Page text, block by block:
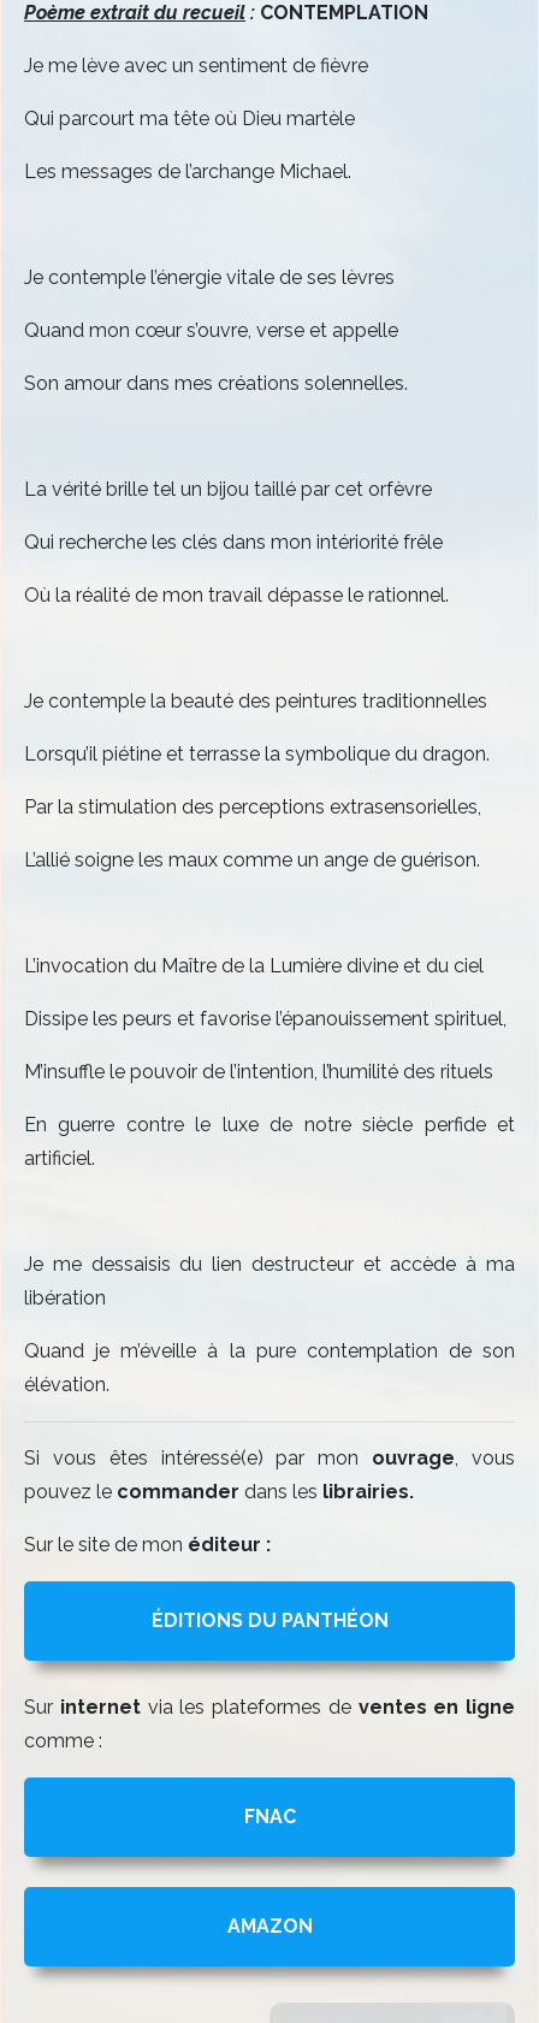
Poème extrait du recueil : CONTEMPLATION
Je me lève avec un sentiment de fièvre
Qui parcourt ma tête où Dieu martèle
Les messages de l’archange Michael.
Je contemple l’énergie vitale de ses lèvres
Quand mon cœur s’ouvre, verse et appelle
Son amour dans mes créations solennelles.
La vérité brille tel un bijou taillé par cet orfèvre
Qui recherche les clés dans mon intériorité frêle
Où la réalité de mon travail dépasse le rationnel.
Je contemple la beauté des peintures traditionnelles
Lorsqu’il piétine et terrasse la symbolique du dragon.
Par la stimulation des perceptions extrasensorielles,
L’allié soigne les maux comme un ange de guérison.
L’invocation du Maître de la Lumière divine et du ciel
Dissipe les peurs et favorise l’épanouissement spirituel,
M’insuffle le pouvoir de l’intention, l’humilité des rituels
En guerre contre le luxe de notre siècle perfide et
artificiel.
Je me dessaisis du lien destructeur et accède à ma
libération
Quand je m’éveille à la pure contemplation de son
élévation.
Si vous êtes intéressé(e) par mon ouvrage, vous
pouvez le commander dans les librairies.
Sur le site de mon éditeur :
ÉDITIONS DU PANTHÉON
Sur internetvia les plateformes de ventes en ligne
comme :
FNAC
AMAZON